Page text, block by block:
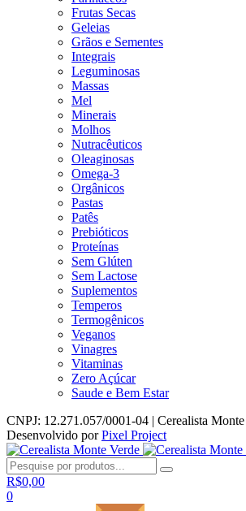
Frutas Secas
Geleias
Grãos e Sementes
Integrais
Leguminosas
Massas
Mel
Minerais
Molhos
Nutracêuticos
Oleaginosas
Omega-3
Orgânicos
Pastas
Patês
Prebióticos
Proteínas
Sem Glúten
Sem Lactose
Suplementos
Temperos
Termogênicos
Veganos
Vinagres
Vitaminas
Zero Açúcar
Saude e Bem Estar
CNPJ: 12.271.057/0001-04 | Cerealista
Desenvolvido porPixel Project
R$0,00
0